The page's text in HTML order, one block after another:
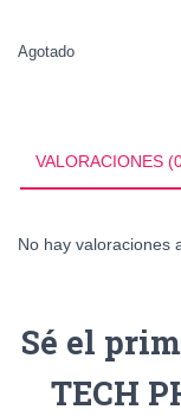
Agotado
VALORACIONES
No hay valoraciones
Sé el
TECH